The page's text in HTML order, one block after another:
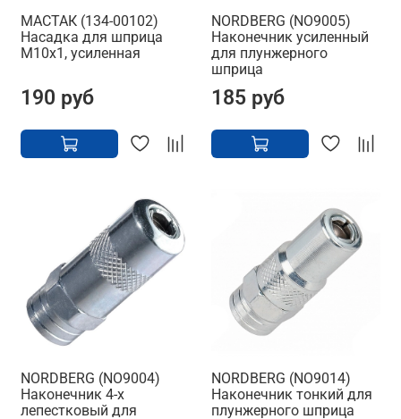
МАСТАК (134-00102)
Насадка для шприца
М10х1, усиленная
190 руб
NORDBERG (NO9005)
Наконечник усиленный
для плунжерного
шприца
185 руб
NORDBERG (NO9004)
Наконечник 4-х
лепестковый для
NORDBERG (NO9014)
Наконечник тонкий для
плунжерного шприца